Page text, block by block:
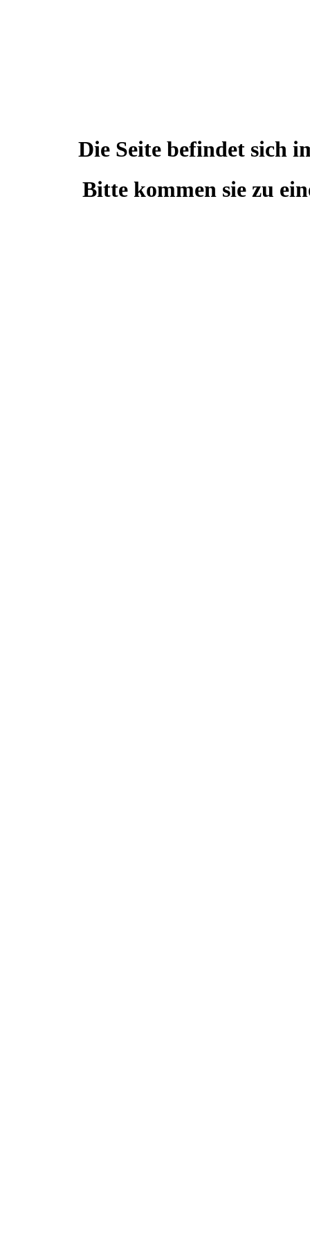
Die Seite befindet sich
Bitte kommen sie zu